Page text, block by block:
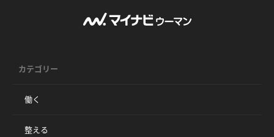
カテゴリー
働く
整える